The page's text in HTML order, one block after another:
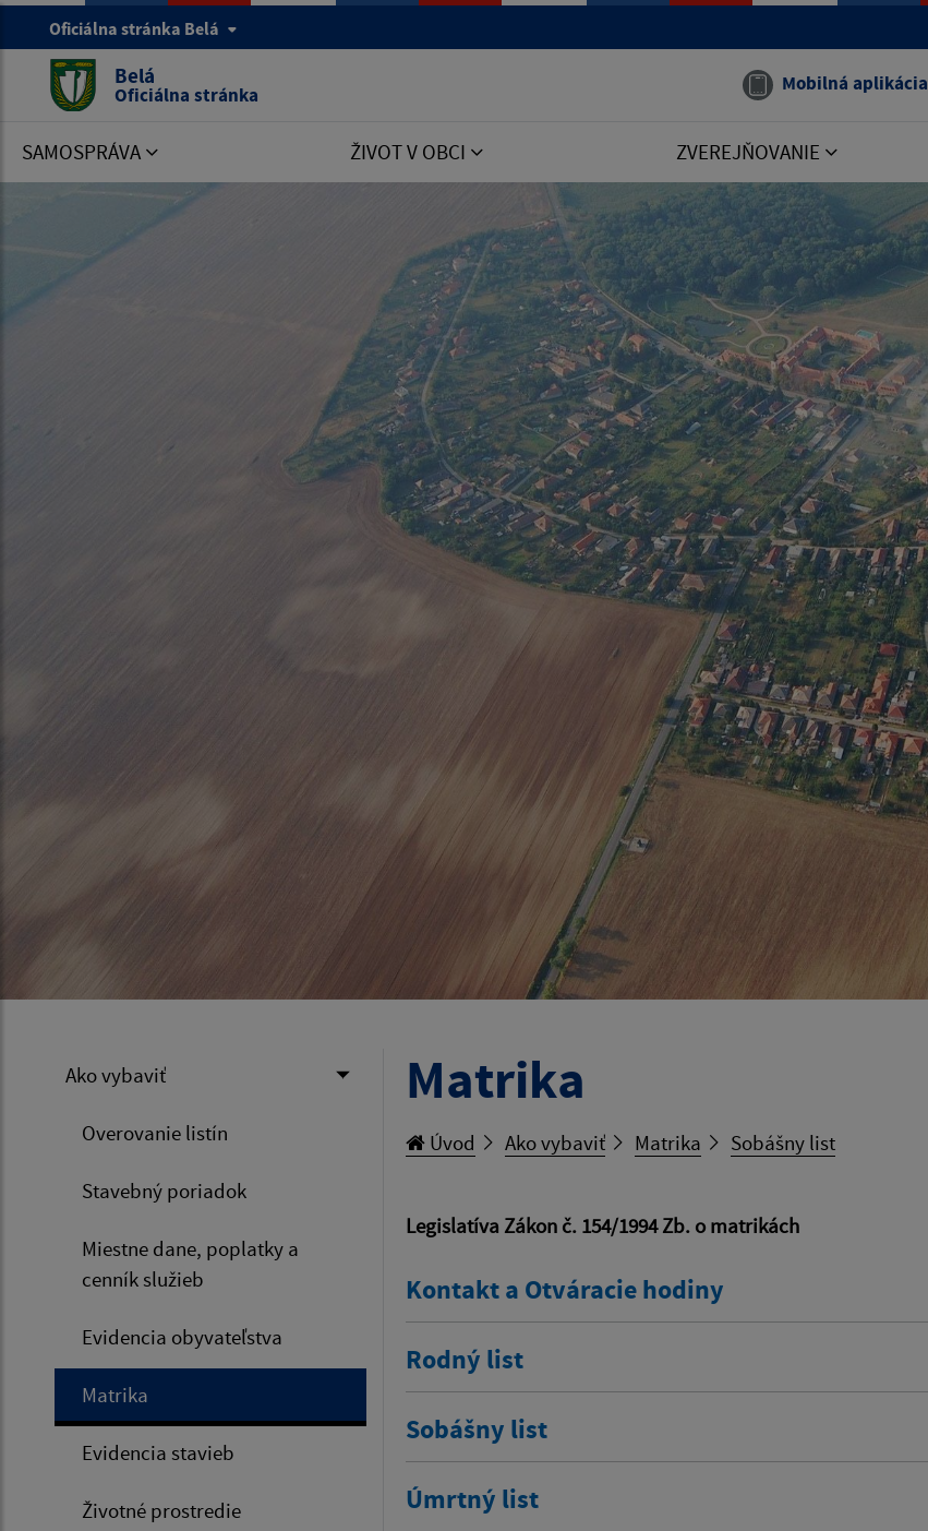
Oficiálna stránka Belá
Belá
Oficiálna stránka Mobilná aplikácia
SAMOSPRÁVA ŽIVOT V OBCI ZVEREJŇOVANIE
Ako vybaviť
Overovanie listín
Stavebný poriadok
Miestne dane, poplatky a
cenník služieb
Evidencia obyvateľstva
Matrika
Evidencia stavieb
Životné prostredie
Matrika
Úvod Ako vybaviť Matrika Sobášny list
Legislatíva Zákon č. 154/1994 Zb. o matrikách
Kontakt a Otváracie hodiny
Rodný list
Sobášny list
Úmrtný list